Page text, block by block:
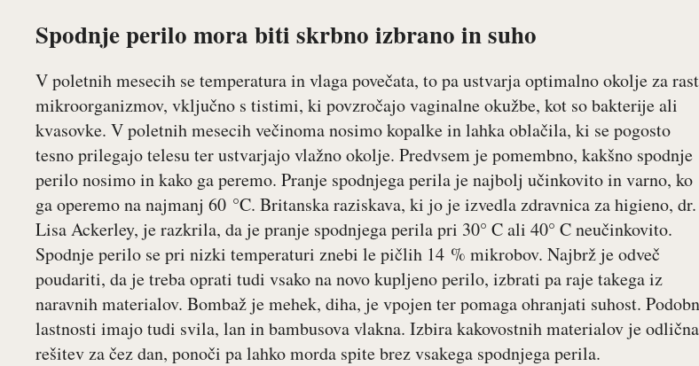
Spodnje perilo mora biti skrbno izbrano in suho
V poletnih mesecih se temperatura in vlaga povečata, to pa ustvarja optimalno okolje za rast
mikroorganizmov, vključno s tistimi, ki povzročajo vaginalne okužbe, kot so bakterije ali
kvasovke. V poletnih mesecih večinoma nosimo kopalke in lahka oblačila, ki se pogosto
tesno prilegajo telesu ter ustvarjajo vlažno okolje. Predvsem je pomembno, kakšno spodnje
perilo nosimo in kako ga peremo. Pranje spodnjega perila je najbolj učinkovito in varno, ko
ga operemo na najmanj 60 °C. Britanska raziskava, ki jo je izvedla zdravnica za higieno, dr.
Lisa Ackerley, je razkrila, da je pranje spodnjega perila pri 30° C ali 40° C neučinkovito.
Spodnje perilo se pri nizki temperaturi znebi le pičlih 14 % mikrobov. Najbrž je odveč
poudariti, da je treba oprati tudi vsako na novo kupljeno perilo, izbrati pa raje takega iz
naravnih materialov. Bombaž je mehek, diha, je vpojen ter pomaga ohranjati suhost.
lastnosti imajo tudi svila, lan in bambusova vlakna. Izbira kakovostnih materialov je odlična
rešitev za čez dan, ponoči pa lahko morda spite brez vsakega spodnjega perila.